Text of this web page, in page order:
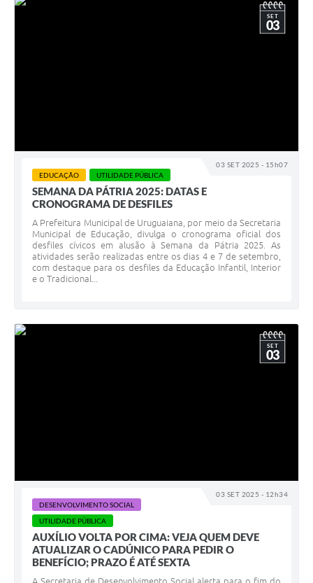
03 SET 2025 - 15h07
SET
03
EDUCAÇÃO UTILIDADE PÚBLICA
SEMANA DA PÁTRIA 2025: DATAS E
CRONOGRAMA DE DESFILES
A Prefeitura Municipal de Uruguaiana, por meio da Secretaria
Municipal de Educação, divulga o cronograma oficial dos
desfiles cívicos em alusão à Semana da Pátria 2025. As
atividades serão realizadas entre os dias 4 e 7 de setembro,
com destaque para os desfiles da Educação Infantil, Interior
e o Tradicional...
03 SET 2025 - 12h34
SET
03
DESENVOLVIMENTO SOCIAL
UTILIDADE PÚBLICA
AUXÍLIO VOLTA POR CIMA: VEJA QUEM DEVE
ATUALIZAR O CADÚNICO PARA PEDIR O
BENEFÍCIO; PRAZO É ATÉ SEXTA
A Secretaria de Desenvolvimento Social alerta para o fim do